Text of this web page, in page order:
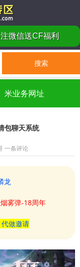
微信送CF福利
米业务网址
包聊天系统
一条评论
龙
雾弹-18周年
做邀请